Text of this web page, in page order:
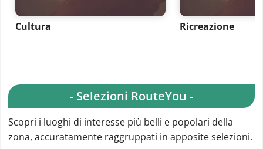
Cultura Ricreazione
- Selezioni RouteYou -
Scopri i luoghi di interesse più belli e popolari della
zona, accuratamente raggruppati in apposite selezioni.